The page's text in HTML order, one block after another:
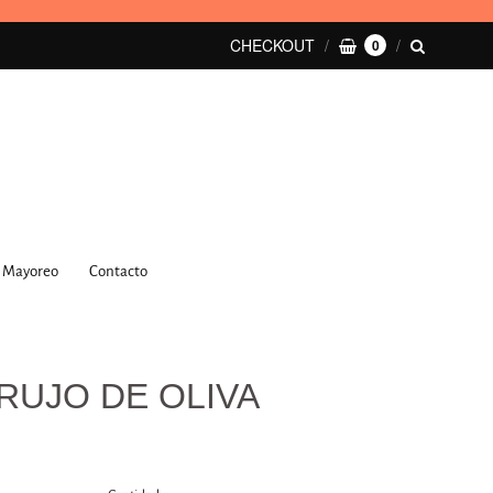
CHECKOUT 0
Mayoreo Contacto
DE OLIVA